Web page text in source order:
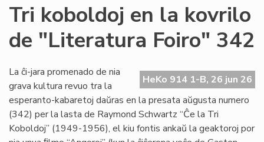
Tri koboldoj en la kovrilo
de "Literatura Foiro" 342
HeKo 914 1-B, 26 jun 26
La ĉi-jara promenado de nia
grava kultura revuo tra la
esperanto-kabaretoj daŭras en la presata aŭgusta numero
(342) per la lasta de Raymond Schwartz “Ĉe la Tri
Koboldoj” (1949-1956), el kiu fontis ankaŭ la geaktoroj por